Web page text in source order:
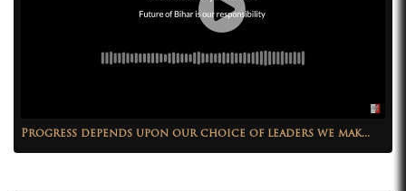
Progress depends upon our choice of leaders we mak...